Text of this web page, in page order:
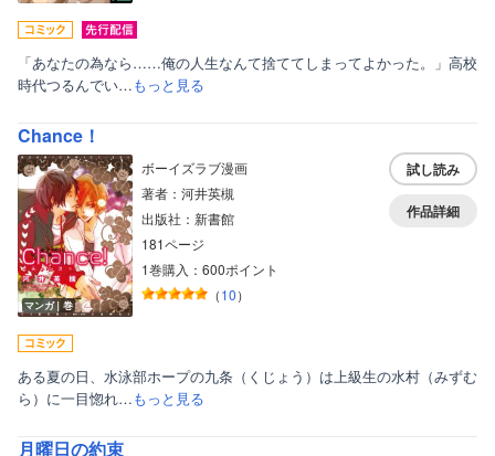
「あなたの為なら……俺の人生なんて捨ててしまってよかった。」高校
時代つるんでい…もっと見る
Chance！
マンガ｜巻
ボーイズラブ漫画
著者：河井英槻
出版社：新書館
181ページ
1巻購入：600ポイント
（10）
試し読み
作品詳細
ある夏の日、水泳部ホープの九条（くじょう）は上級生の水村（みずむ
ら）に一目惚れ…もっと見る
月曜日の約束